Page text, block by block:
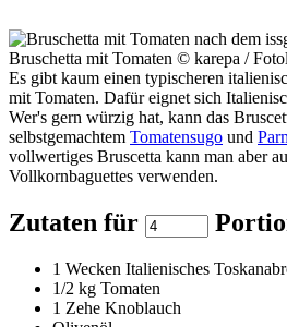
Bruschetta mit Tomaten © karepa /
Es gibt kaum einen typischeren
mit Tomaten. Dafür eignet sich
Wer's gern würzig hat, kann das
selbstgemachtem Tomatensugo und
vollwertiges Bruscetta kann man aber
Vollkornbaguettes verwenden.
Zutaten für
1 Wecken Italienisches
1/2 kg Tomaten
1 Zehe Knoblauch